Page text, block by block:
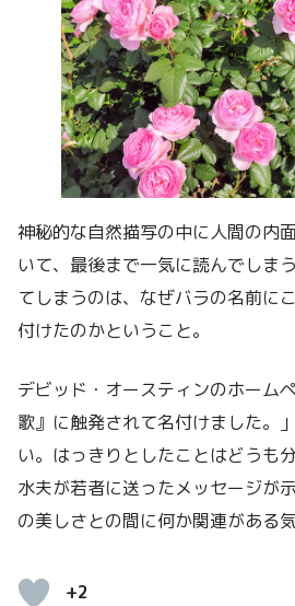
神秘的な自然描写の中に人間の内
いて、最後まで一気に読んでしま
てしまうのは、なぜバラの名前に
付けたのかということ。
デビッド・オースティンのホーム
歌』に触発されて名付けました。
い。はっきりとしたことはどうも
水夫が若者に送ったメッセージが
の美しさとの間に何か関連がある気
+2